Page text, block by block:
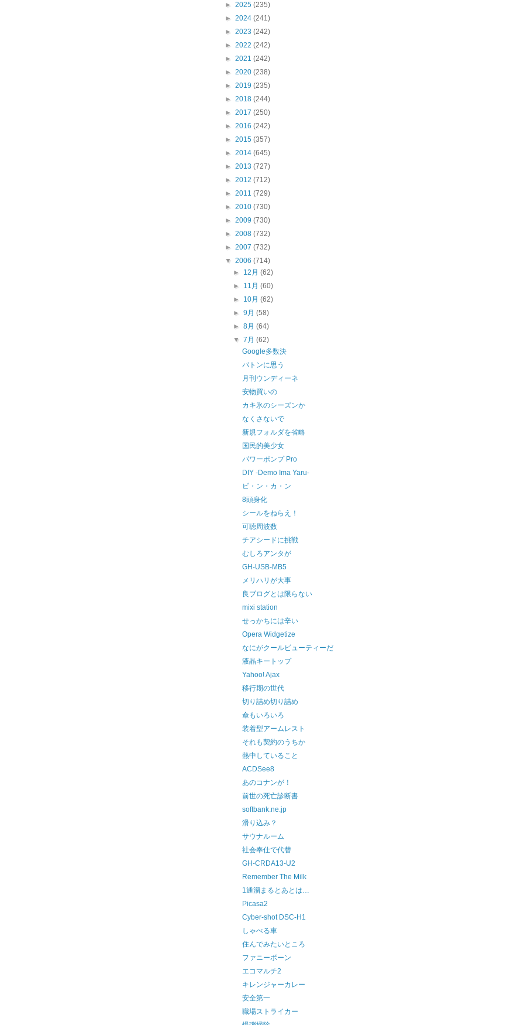
► 2025 (235)
► 2024 (241)
► 2023 (242)
► 2022 (242)
► 2021 (242)
► 2020 (238)
► 2019 (235)
► 2018 (244)
► 2017 (250)
► 2016 (242)
► 2015 (357)
► 2014 (645)
► 2013 (727)
► 2012 (712)
► 2011 (729)
► 2010 (730)
► 2009 (730)
► 2008 (732)
► 2007 (732)
▼ 2006 (714)
► 12月(62)
► 11月(60)
► 10月(62)
►9月(58)
►8月(64)
▼7月(62)
Google多数決
バトンに思う
月刊ウンディーネ
安物買いの
カキ氷のシーズンか
なくさないで
新規フォルダを省略
国民的美少女
パワーポンプ Pro
DIY -Demo Ima Yaru-
ビ・ン・カ・ン
8頭身化
シールをねらえ！
可聴周波数
チアシードに挑戦
むしろアンタが
GH-USB-MB5
メリハリが大事
良ブログとは限らない
mixi station
せっかちには辛い
Opera Widgetize
なにがクールビューティーだ
液晶キートップ
Yahoo! Ajax
移行期の世代
切り詰め切り詰め
傘もいろいろ
装着型アームレスト
それも契約のうちか
熱中していること
ACDSee8
あのコナンが！
前世の死亡診断書
softbank.ne.jp
滑り込み？
サウナルーム
社会奉仕で代替
GH-CRDA13-U2
Remember The Milk
1通溜まるとあとは…
Picasa2
Cyber-shot DSC-H1
しゃべる車
住んでみたいところ
ファニーボーン
エコマルチ2
キレンジャーカレー
安全第一
職場ストライカー